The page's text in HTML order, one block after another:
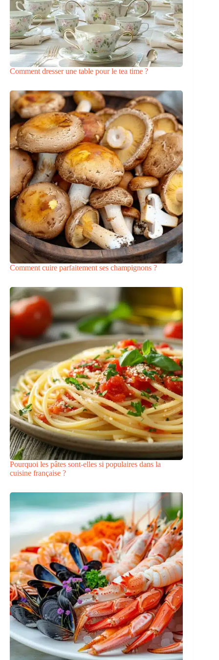
Comment dresser une table pour le tea time ?
Comment cuire parfaitement ses champignons ?
Pourquoi les pâtes sont-elles si populaires dans la
cuisine française ?